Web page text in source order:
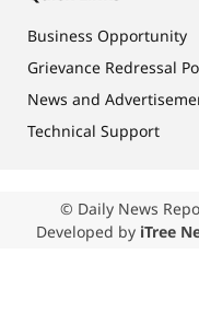
Business Opportunity
Grievance Redressal
News and
Technical Support
© Daily News
Developed by iTree